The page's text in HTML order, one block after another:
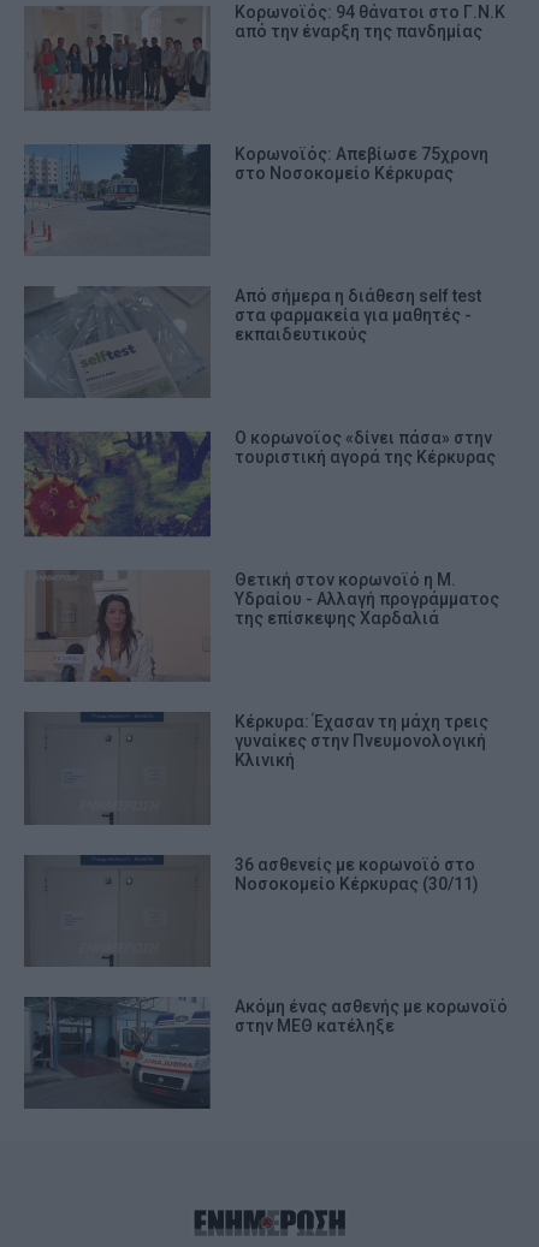
Κορωνοϊός: 94 θάνατοι στο Γ.Ν.Κ
από την έναρξη της πανδημίας
Κορωνοϊός: Απεβίωσε 75χρονη
στο Νοσοκομείο Κέρκυρας
Από σήμερα η διάθεση self test
στα φαρμακεία για μαθητές -
εκπαιδευτικούς
Ο κορωνοϊος «δίνει πάσα» στην
τουριστική αγορά της Κέρκυρας
Θετική στον κορωνοϊό η Μ.
Υδραίου - Αλλαγή προγράμματος
της επίσκεψης Χαρδαλιά
Κέρκυρα: Έχασαν τη μάχη τρεις
γυναίκες στην Πνευμονολογική
Κλινική
36 ασθενείς με κορωνοϊό στο
Νοσοκομείο Κέρκυρας (30/11)
Ακόμη ένας ασθενής με κορωνοϊό
στην ΜΕΘ κατέληξε